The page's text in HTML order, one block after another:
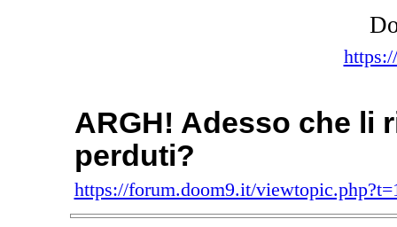
ARGH! Adesso che li
perduti?
https://forum.doom9.it/